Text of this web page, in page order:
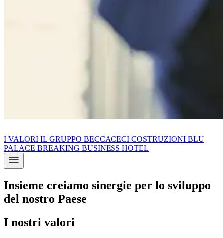
I VALORI IL GRUPPO BECCACECI COSTRUZIONI BLU
PALACE BREAKING BUSINESS HOTEL
Insieme creiamo sinergie per lo sviluppo
del nostro Paese
I nostri valori